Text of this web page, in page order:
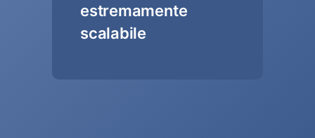
estremamente
scalabile